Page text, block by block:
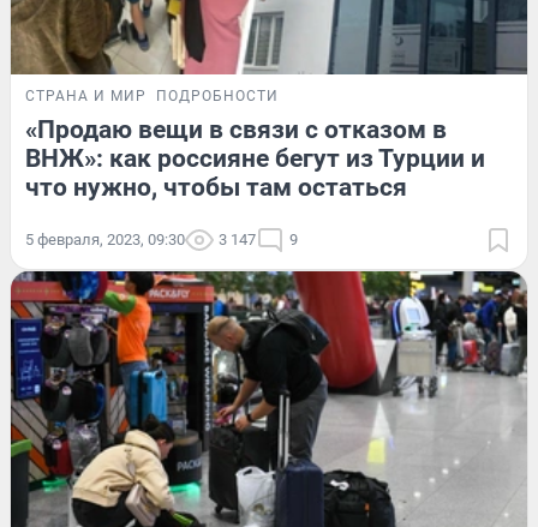
СТРАНА И МИР ПОДРОБНОСТИ
«Продаю вещи в связи с отказом в
ВНЖ»: как россияне бегут из Турции и
что нужно, чтобы там остаться
5 февраля, 2023, 09:30 3 147 9